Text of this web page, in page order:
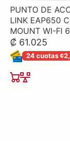
PUNTO DE
LINK EAP650
MOUNT WI-FI
₡ 61.025
24 cuotas